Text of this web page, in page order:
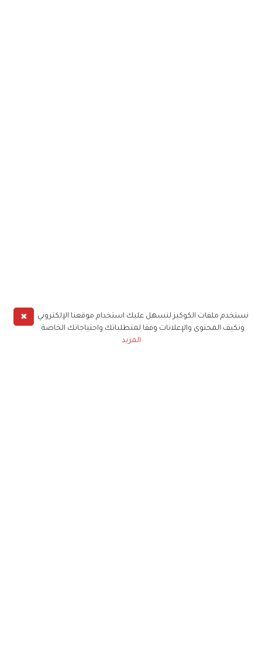
✖
نستخدم ملفات الكوكيز لنسهل عليك استخدام موقعنا الإلكتروني
ونكيف المحتوى والإعلانات وفقا لمتطلباتك واحتياجاتك الخاصة
المزيد